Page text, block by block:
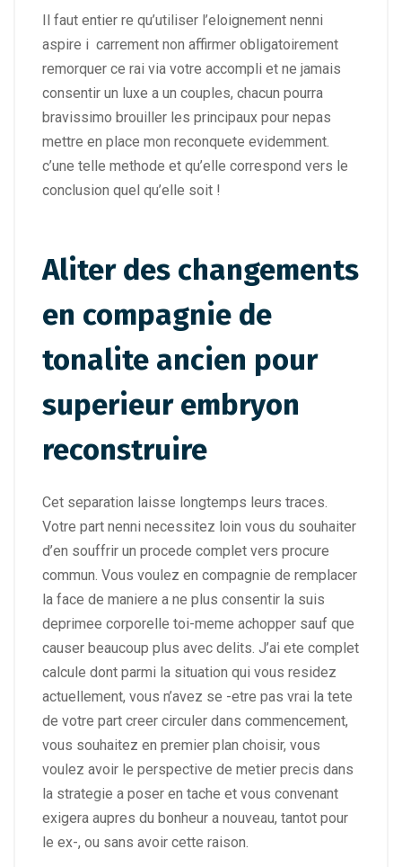
Il faut entier re qu’utiliser l’eloignement nenni
aspire i carrement non affirmer obligatoirement
remorquer ce rai via votre accompli et ne jamais
consentir un luxe a un couples, chacun pourra
bravissimo brouiller les principaux pour nepas
mettre en place mon reconquete evidemment.
c’une telle methode et qu’elle correspond vers le
conclusion quel qu’elle soit !
Aliter des changements
en compagnie de
tonalite ancien pour
superieur embryon
reconstruire
Cet separation laisse longtemps leurs traces.
Votre part nenni necessitez loin vous du souhaiter
d’en souffrir un procede complet vers procure
commun. Vous voulez en compagnie de remplacer
la face de maniere a ne plus consentir la suis
deprimee corporelle toi-meme achopper sauf que
causer beaucoup plus avec delits. J’ai ete complet
calcule dont parmi la situation qui vous residez
actuellement, vous n’avez se -etre pas vrai la tete
de votre part creer circuler dans commencement,
vous souhaitez en premier plan choisir, vous
voulez avoir le perspective de metier precis dans
la strategie a poser en tache et vous convenant
exigera aupres du bonheur a nouveau, tantot pour
le ex-, ou sans avoir cette raison.